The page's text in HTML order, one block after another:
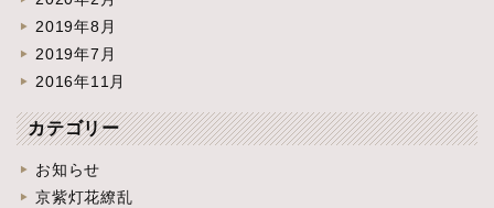
2019年8月
2019年7月
2016年11月
カテゴリー
お知らせ
京紫灯花繚乱